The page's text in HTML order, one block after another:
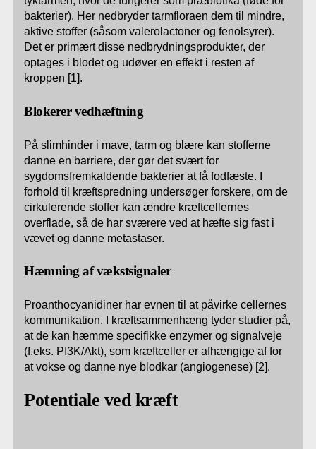
bakterier). Her nedbryder tarmfloraen dem til mindre,
aktive stoffer (såsom valerolactoner og fenolsyrer).
Det er primært disse nedbrydningsprodukter, der
optages i blodet og udøver en effekt i resten af
kroppen [1].
Blokerer vedhæftning
På slimhinder i mave, tarm og blære kan stofferne
danne en barriere, der gør det svært for
sygdomsfremkaldende bakterier at få fodfæste. I
forhold til kræftspredning undersøger forskere, om de
cirkulerende stoffer kan ændre kræftcellernes
overflade, så de har sværere ved at hæfte sig fast i
vævet og danne metastaser.
Hæmning af vækstsignaler
Proanthocyanidiner har evnen til at påvirke cellernes
kommunikation. I kræftsammenhæng tyder studier på,
at de kan hæmme specifikke enzymer og signalveje
(f.eks. PI3K/Akt), som kræftceller er afhængige af for
at vokse og danne nye blodkar (angiogenese) [2].
Potentiale ved kræft